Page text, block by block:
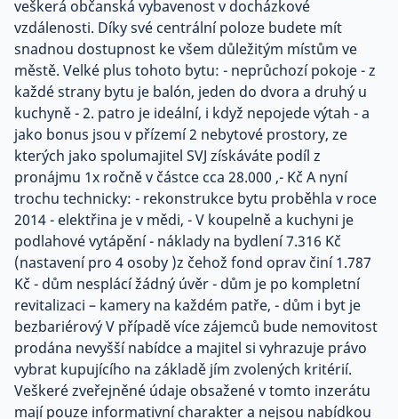
veškerá občanská vybavenost v docházkové
vzdálenosti. Díky své centrální poloze budete mít
snadnou dostupnost ke všem důležitým místům ve
městě. Velké plus tohoto bytu: - neprůchozí pokoje - z
každé strany bytu je balón, jeden do dvora a druhý u
kuchyně - 2. patro je ideální, i když nepojede výtah - a
jako bonus jsou v přízemí 2 nebytové prostory, ze
kterých jako spolumajitel SVJ získáváte podíl z
pronájmu 1x ročně v částce cca 28.000 ,- Kč A nyní
trochu technicky: - rekonstrukce bytu proběhla v roce
2014 - elektřina je v mědi, - V koupelně a kuchyni je
podlahové vytápění - náklady na bydlení 7.316 Kč
(nastavení pro 4 osoby )z čehož fond oprav činí 1.787
Kč - dům nesplácí žádný úvěr - dům je po kompletní
revitalizaci – kamery na každém patře, - dům i byt je
bezbariérový V případě více zájemců bude nemovitost
prodána nevyšší nabídce a majitel si vyhrazuje právo
vybrat kupujícího na základě jím zvolených kritérií.
Veškeré zveřejněné údaje obsažené v tomto inzerátu
mají pouze informativní charakter a nejsou nabídkou